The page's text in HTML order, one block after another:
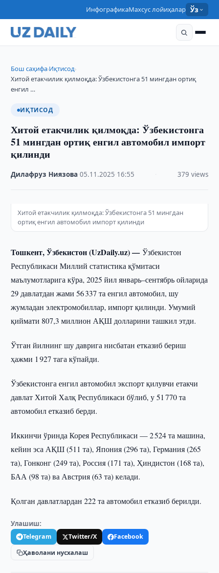
ИнфографикаМахсус лойиҳалар Ўз
Бош саҳифа›Иқтисод›
Хитой етакчилик қилмоқда: Ўзбекистонга 51 мингдан ортиқ
енгил …
ИҚТИСОД
Хитой етакчилик қилмоқда: Ўзбекистонга
51 мингдан ортиқ енгил автомобил импорт
қилинди
Дилафруз Ниязова ·05.11.2025 16:55 379 views
Хитой етакчилик қилмоқда: Ўзбекистонга 51 мингдан
ортиқ енгил автомобил импорт қилинди
Тошкент, Ўзбекистон (UzDaily.uz) —Ўзбекистон
Республикаси Миллий статистика қўмитаси
маълумотларига кўра, 2025 йил январь–сентябрь ойларида
29 давлатдан жами 56 337 та енгил автомобил, шу
жумладан электромобиллар, импорт қилинди. Умумий
қиймати 807,3 миллион АҚШ долларини ташкил этди.
Ўтган йилнинг шу даврига нисбатан етказиб бериш
ҳажми 1 927 тага кўпайди.
Ўзбекистонга енгил автомобил экспорт қилувчи етакчи
давлат Хитой Халқ Республикаси бўлиб, у 51 770 та
автомобил етказиб берди.
Иккинчи ўринда Корея Республикаси — 2 524 та машина,
кейин эса АҚШ (511 та), Япония (296 та), Германия (265
та), Гонконг (249 та), Россия (171 та), Ҳиндистон (168 та),
БАА (98 та) ва Австрия (63 та) келади.
Қолган давлатлардан 222 та автомобил етказиб берилди.
Улашиш:
Telegram Twitter/X
Facebook
Ҳаволани нусхалаш